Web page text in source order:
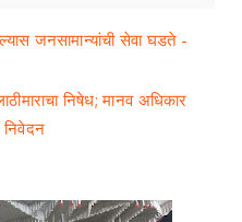
जनसामान्यांची सेवा घडते -
निषेध; मानव अधिकार
निवेदन